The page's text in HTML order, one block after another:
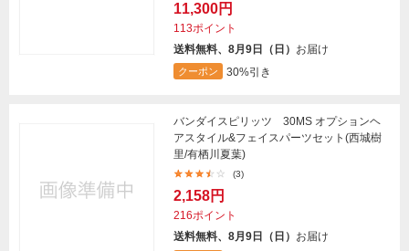
11,300円
113ポイント
送料無料、8月9日（日） お届け
クーポン 30%引き
バンダイスピリッツ 30MS オプションヘ
アスタイル&フェイスパーツセット(西城樹
里/有栖川夏葉)
(3)
2,158円
216ポイント
送料無料、8月9日（日） お届け